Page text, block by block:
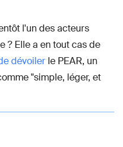
l'un des acteurs
? Elle a en tout cas de
dévoiler le PEAR, un
"simple, léger, et